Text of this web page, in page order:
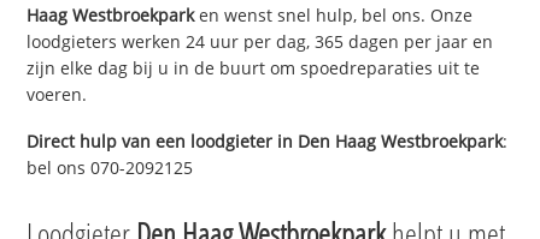
Haag Westbroekparken wenst snel hulp, bel ons. Onze
loodgieters werken 24 uur per dag, 365 dagen per jaar en
zijn elke dag bij u in de buurt om spoedreparaties uit te
voeren.
Direct hulp van een loodgieter in Den Haag Westbroekpark:
bel ons 070-2092125